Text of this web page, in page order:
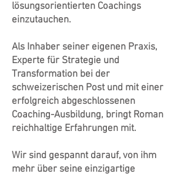
lösungsorientierten Coachings
einzutauchen.
Als Inhaber seiner eigenen Praxis,
Experte für Strategie und
Transformation bei der
schweizerischen Post und mit einer
erfolgreich abgeschlossenen
Coaching-Ausbildung, bringt Roman
reichhaltige Erfahrungen mit.
Wir sind gespannt darauf, von ihm
mehr über seine einzigartige